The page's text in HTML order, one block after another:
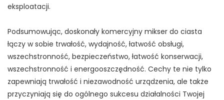
eksploatacji.
Podsumowując, doskonały komercyjny mikser do ciasta
łączy w sobie trwałość, wydajność, łatwość obsługi,
wszechstronność, bezpieczeństwo, łatwość konserwacji,
wszechstronność i energooszczędność. Cechy te nie tylko
zapewniają trwałość i niezawodność urządzenia, ale także
przyczyniają się do ogólnego sukcesu działalności Twojej